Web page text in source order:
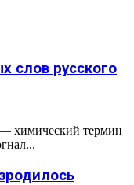
слов русского
химический термин